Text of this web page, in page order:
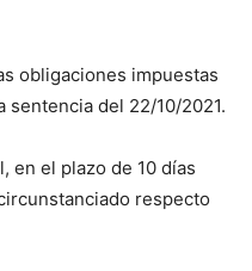
obligaciones impuestas
sentencia del 22/10/2021.
en el plazo de 10 días
respecto